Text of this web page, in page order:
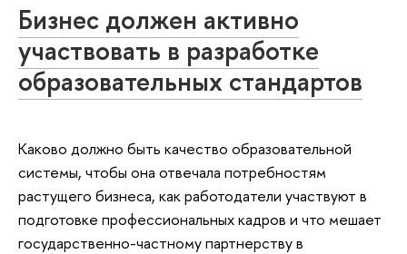
Бизнес должен активно
участвовать в разработке
образовательных стандартов
Каково должно быть качество образовательной
системы, чтобы она отвечала потребностям
растущего бизнеса, как работодатели участвуют в
подготовке профессиональных кадров и что мешает
государственно-частному партнерству в